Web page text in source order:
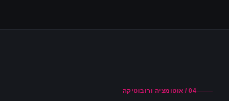
04 / אוטומציה ורובוטיקה